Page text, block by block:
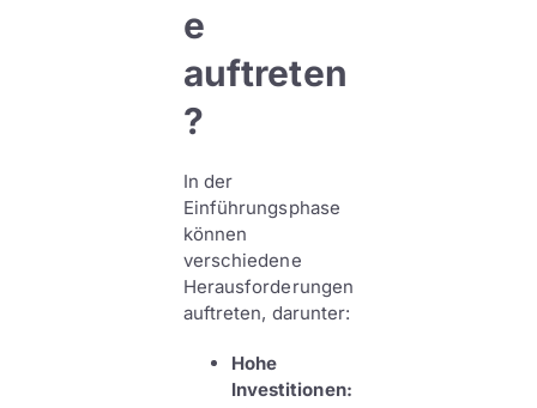
e
auftreten
?
In der
Einführungsphase
können
verschiedene
Herausforderungen
auftreten, darunter:
Hohe
Investitionen: